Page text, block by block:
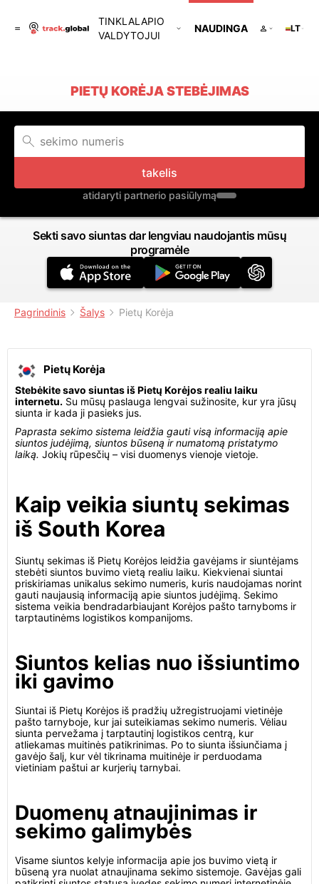
TINKLALAPIO
VALDYTOJUI
NAUDINGA LT
PIETŲ KORĖJA STEBĖJIMAS
takelis
atidaryti partnerio pasiūlymą
Sekti savo siuntas dar lengviau naudojantis mūsų
programėle
Pagrindinis Šalys Pietų Korėja
Pietų Korėja
Stebėkite savo siuntas iš Pietų Korėjos realiu laiku
internetu. Su mūsų paslauga lengvai sužinosite, kur yra jūsų
siunta ir kada ji pasieks jus.
Paprasta sekimo sistema leidžia gauti visą informaciją apie
siuntos judėjimą, siuntos būseną ir numatomą pristatymo
laiką. Jokių rūpesčių – visi duomenys vienoje vietoje.
Kaip veikia siuntų sekimas
iš South Korea
Siuntų sekimas iš Pietų Korėjos leidžia gavėjams ir siuntėjams
stebėti siuntos buvimo vietą realiu laiku. Kiekvienai siuntai
priskiriamas unikalus sekimo numeris, kuris naudojamas norint
gauti naujausią informaciją apie siuntos judėjimą. Sekimo
sistema veikia bendradarbiaujant Korėjos pašto tarnyboms ir
tarptautinėms logistikos kompanijoms.
Siuntos kelias nuo išsiuntimo
iki gavimo
Siuntai iš Pietų Korėjos iš pradžių užregistruojami vietinėje
pašto tarnyboje, kur jai suteikiamas sekimo numeris. Vėliau
siunta pervežama į tarptautinį logistikos centrą, kur
atliekamas muitinės patikrinimas. Po to siunta išsiunčiama į
gavėjo šalį, kur vėl tikrinama muitinėje ir perduodama
vietiniam paštui ar kurjerių tarnybai.
Duomenų atnaujinimas ir
sekimo galimybės
Visame siuntos kelyje informacija apie jos buvimo vietą ir
būseną yra nuolat atnaujinama sekimo sistemoje. Gavėjas gali